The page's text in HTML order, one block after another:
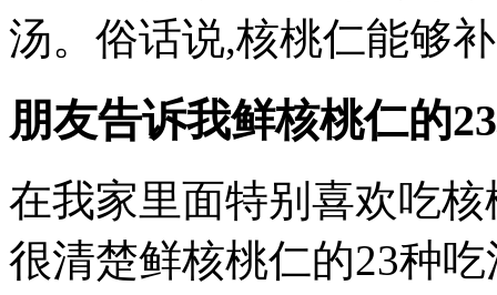
汤。俗话说,核桃仁能够
朋友告诉我鲜核桃仁的
在我家里面特别喜欢吃
很清楚鲜核桃仁的23种